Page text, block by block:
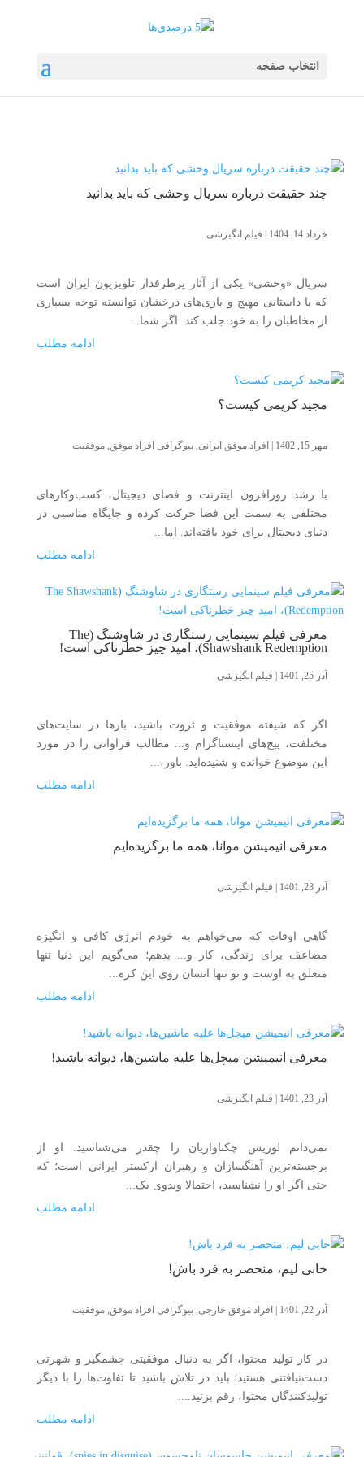
انتخاب صفحه
چند حقیقت درباره سریال وحشی که باید بدانید
خرداد 14, 1404 فیلم انگیزشی
سریال «وحشی» یکی از آثار پرطرفدار تلویزیون ایران است
که با داستانی مهیج و بازی‌های درخشان توانسته توجه بسیاری
از مخاطبان را به خود جلب کند. اگر شما...
ادامه مطلب
مجید کریمی کیست؟
مهر 15, 1402 افراد موفق ایرانی, بیوگرافی افراد موفق, موفقیت
با رشد روزافزون اینترنت و فضای دیجیتال، کسب‌وکارهای
مختلفی به سمت این فضا حرکت کرده و جایگاه مناسبی در
دنیای دیجیتال برای خود یافته‌اند. اما...
ادامه مطلب
معرفی فیلم سینمایی رستگاری در شاوشنگ (The
Shawshank Redemption)، امید چیز خطرناکی است!
آذر 25, 1401 فیلم انگیزشی
اگر که شیفته موفقیت و ثروت باشید، بارها در سایت‌های
مختلفت، پیج‌های اینستاگرام و... مطالب فراوانی را در مورد
این موضوع خوانده‌ و شنیده‌اید. باور،...
ادامه مطلب
معرفی انیمیشن موانا، همه ما برگزیده‌ایم
آذر 23, 1401 فیلم انگیزشی
گاهی اوقات که می‌خواهم به خودم انرژی کافی و انگیزه
مضاعف برای زندگی، کار و... بدهم؛ می‌گویم این دنیا تنها
متعلق به اوست و تو تنها انسان روی این کره...
ادامه مطلب
معرفی انیمیشن میچل‌ها علیه ماشین‌ها، دیوانه باشید!
آذر 23, 1401 فیلم انگیزشی
نمی‌دانم لوریس چکناواریان را چقدر می‌شناسید. او از
برجسته‌ترین آهنگسازان و رهبران ارکستر ایرانی است؛ که
حتی اگر او را نشناسید، احتمالا ویدوی یک...
ادامه مطلب
خابی لیم، منحصر به فرد باش!
آذر 22, 1401 افراد موفق خارجی, بیوگرافی افراد موفق, موفقیت
در کار تولید محتوا، اگر به دنبال موفقیتی چشمگیر و شهرتی
دست‌نیافتنی هستید؛ باید در تلاش باشید تا تفاوت‌ها را با دیگر
تولیدکنندگان محتوا، رقم بزنید....
ادامه مطلب